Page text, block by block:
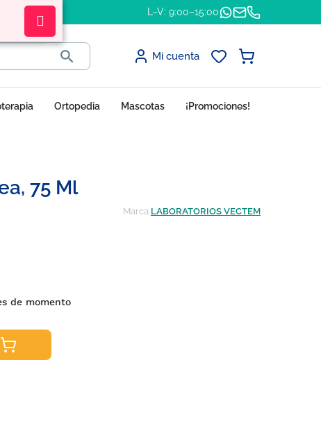
L–V: 9:00–15:00
 Mi cuenta
Ortopedia Mascotas ¡Promociones!
75 Ml
Marca LABORATORIOS VECTEM
de momento